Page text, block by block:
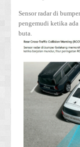
Sensor radar di
pengemudi ketika
buta.